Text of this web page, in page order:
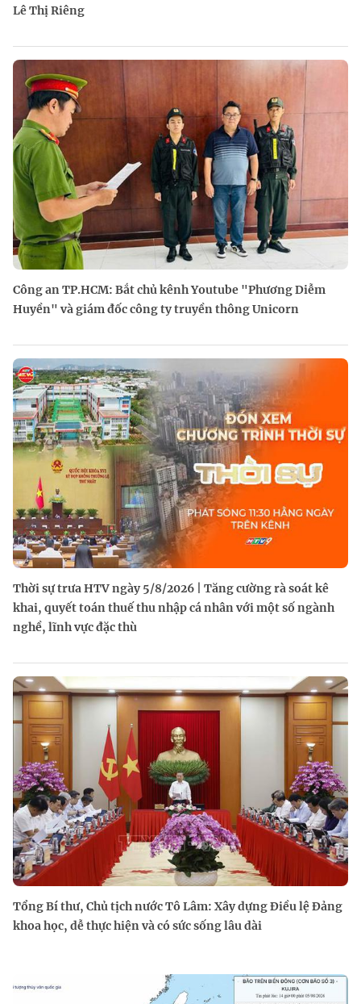
Lê Thị Riêng
Công an TP.HCM: Bắt chủ kênh Youtube "Phương Diễm
Huyền" và giám đốc công ty truyền thông Unicorn
Thời sự trưa HTV ngày 5/8/2026 | Tăng cường rà soát kê
khai, quyết toán thuế thu nhập cá nhân với một số ngành
nghề, lĩnh vực đặc thù
Tổng Bí thư, Chủ tịch nước Tô Lâm: Xây dựng Điều lệ Đảng
khoa học, dễ thực hiện và có sức sống lâu dài